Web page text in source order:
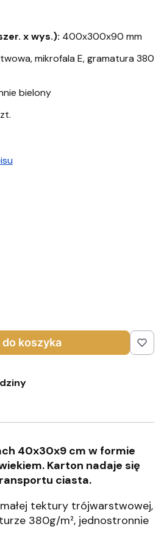
x wys.): 400x300x90 mm
mikrofala E, gramatura 380
bielony
do koszyka
40x30x9 cm w formie
Karton nadaje się
ciasta.
tektury trójwarstwowej,
380g/m², jednostronnie